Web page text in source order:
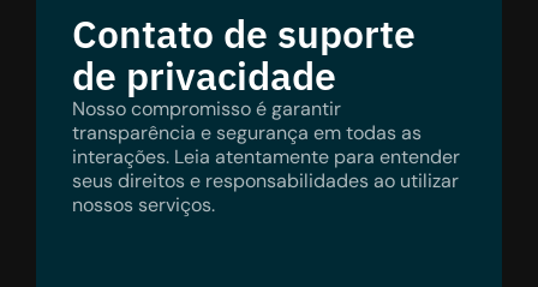
Contato de suporte
de privacidade
Nosso compromisso é garantir
transparência e segurança em todas as
interações. Leia atentamente para entender
seus direitos e responsabilidades ao utilizar
nossos serviços.